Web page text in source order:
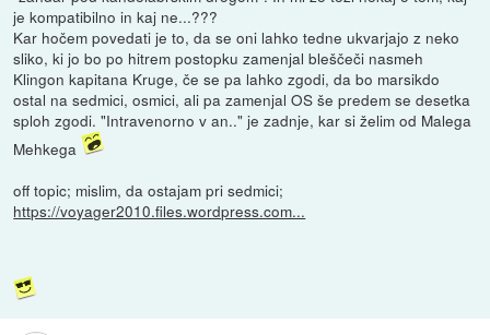
je kompatibilno in kaj ne...???
Kar hočem povedati je to, da se oni lahko tedne ukvarjajo z neko
sliko, ki jo bo po hitrem postopku zamenjal bleščeči nasmeh
Klingon kapitana Kruge, če se pa lahko zgodi, da bo marsikdo
ostal na sedmici, osmici, ali pa zamenjal OS še predem se desetka
sploh zgodi. "Intravenorno v an.." je zadnje, kar si želim od Malega
Mehkega
off topic; mislim, da ostajam pri sedmici;
https://voyager2010.files.wordpress.com...